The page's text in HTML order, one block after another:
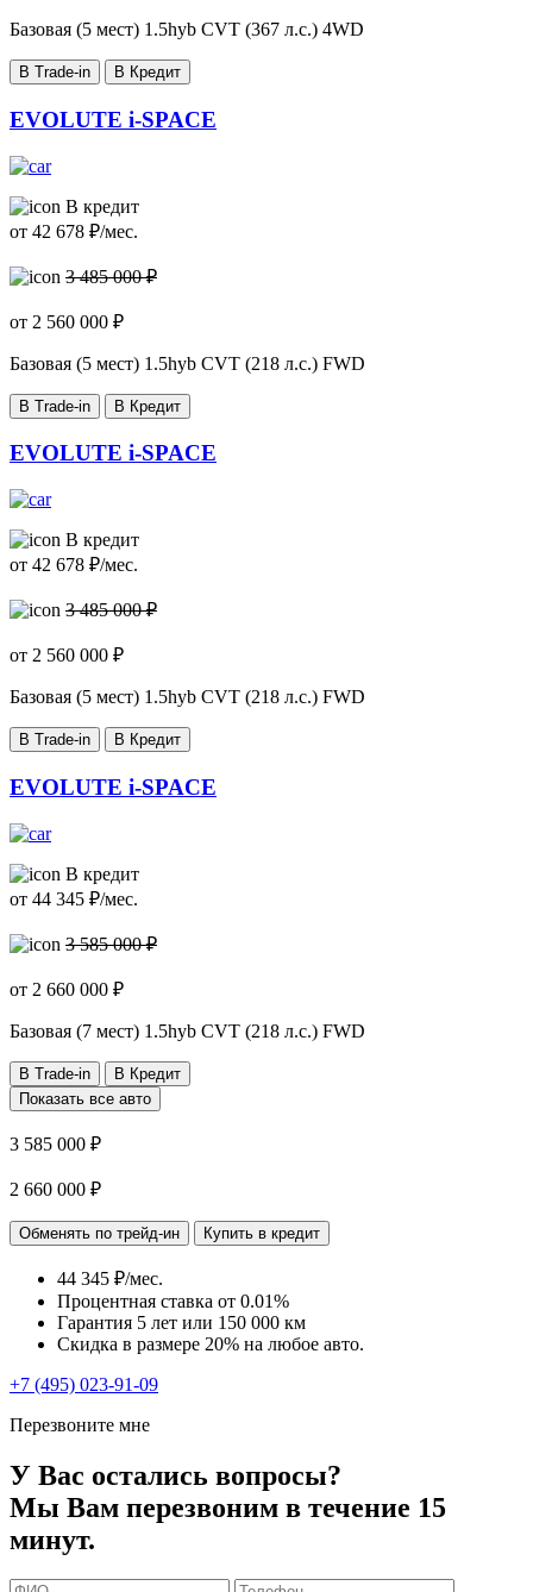
Базовая (5 мест) 1.5hyb CVT (367 л.с.) 4WD
В Trade-in В Кредит
EVOLUTE i-SPACE
В кредит
от 42 678 ₽/мес.
3 485 000 ₽
от 2 560 000 ₽
Базовая (5 мест) 1.5hyb CVT (218 л.с.) FWD
В Trade-in В Кредит
EVOLUTE i-SPACE
В кредит
от 42 678 ₽/мес.
3 485 000 ₽
от 2 560 000 ₽
Базовая (5 мест) 1.5hyb CVT (218 л.с.) FWD
В Trade-in В Кредит
EVOLUTE i-SPACE
В кредит
от 44 345 ₽/мес.
3 585 000 ₽
от 2 660 000 ₽
Базовая (7 мест) 1.5hyb CVT (218 л.с.) FWD
В Trade-in
В Кредит
Показать все авто
3 585 000 ₽
2 660 000 ₽
Обменять по трейд-ин Купить в кредит
44 345 ₽/мес.
Процентная ставка от 0.01%
Гарантия 5 лет или 150 000 км
Скидка в размере 20% на любое авто.
+7 (495) 023-91-09
Перезвоните мне
У Вас остались вопросы?
Мы Вам перезвоним в течение 15
минут.